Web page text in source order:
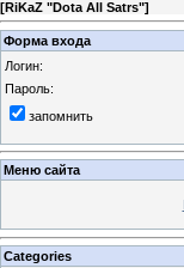
[RiKaZ "Dota All Satrs"]
Форма входа
Логин:
Пароль:
запомнить
Меню сайта
Categories